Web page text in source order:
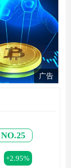
广告
NO.25
+2.95%